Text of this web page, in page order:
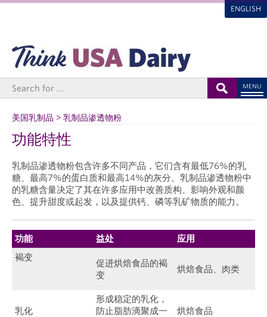
ENGLISH
MENU
美国乳制品 > 乳制品渗透物粉
功能特性
乳制品渗透物粉包含许多不同产品，它们含有最低76%的乳
糖、最高7%的蛋白质和最高14%的灰分。乳制品渗透物粉中
的乳糖含量决定了其在许多应用中改善质构、影响外观和颜
色、提升甜度或起发，以及提供钙、磷等乳矿物质的能力。
功能 益处
应用
褐变
促进烘焙食品的褐
变
烘焙食品、肉类
乳化
形成稳定的乳化，
防止脂肪滴聚成一
烘焙食品